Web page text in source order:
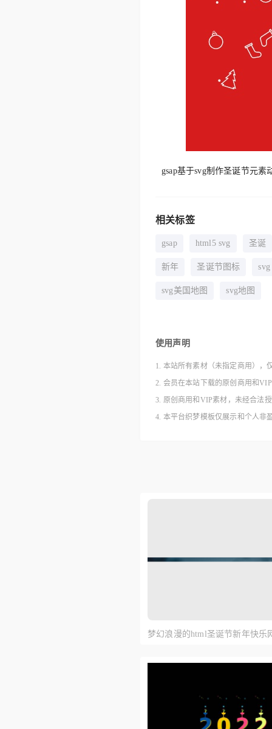
gsap基于svg制作圣诞节元
相关标签
gsap html5 svg 圣诞
新年 圣诞节图标 svg
svg美国地图 svg地图
使用声明
1. 本站所有素材（未指定商用），
2. 会员在本站下载的原创商用和
3. 原创商用和VIP素材，未经合法
4. 本平台织梦模板仅展示和个人非
梦幻浪漫的html圣诞节新年快乐